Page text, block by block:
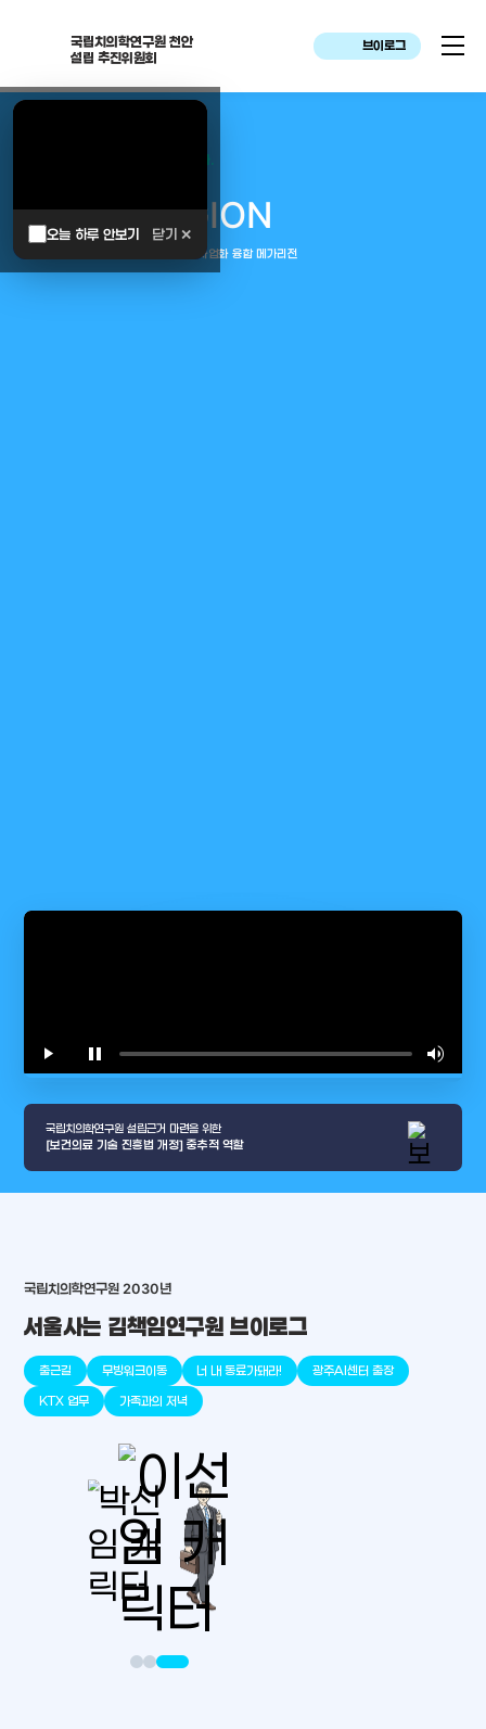
국립치의학연구원 천안
설립 추진위원회
브이로그
오늘 하루 안보기 닫기 ✕
대한민국은 두번이나 약속하였습니다.
MEGAREGION
중부권 전체를 잇는 연구–임상–평가–사업화 융합 메가리전
충청남도place
천안
place
세종
place
판교
place
오송
place
대덕
place
원주
play_arrow pause volume_up
국립치의학연구원 설립근거 마련을 위한
[보건의료 기술 진흥법 개정] 중추적 역할
국립치의학연구원 2030년
서울사는 김책임연구원 브이로그
출근길 무빙워크이동 너 내 동료가돼라! 광주AI센터 출장
KTX 업무 가족과의 저녁